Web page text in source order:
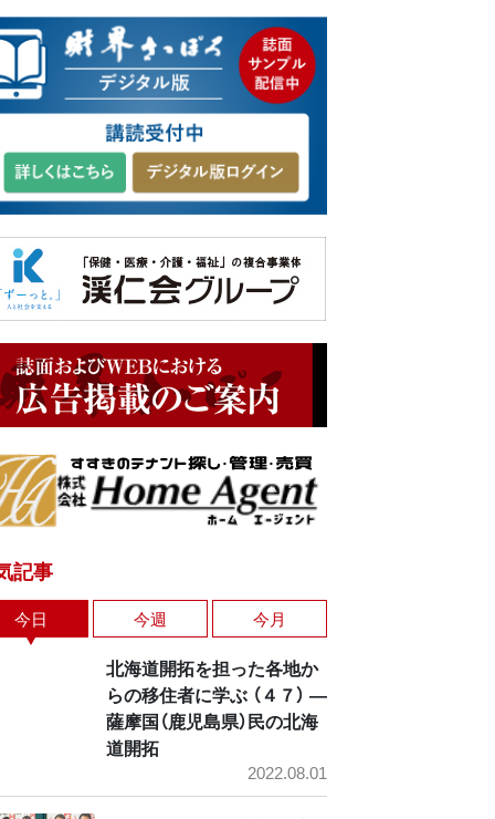
記事
今日 今週 今月
北海道開拓を担った各地か
らの移住者に学ぶ （４７） ―
薩摩国（鹿児島県）民の北海
道開拓
2022.08.01